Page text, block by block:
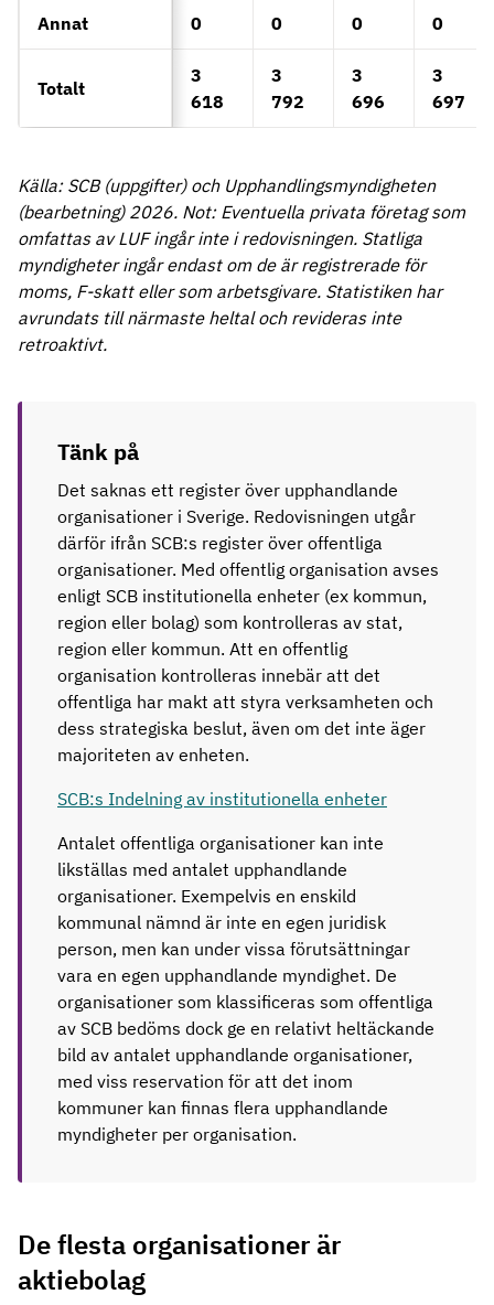
Annat 0 0 0 0
Totalt
3
618
3
792
3
696
3
697
Källa: SCB (uppgifter) och Upphandlingsmyndigheten
(bearbetning) 2026. Not: Eventuella privata företag som
omfattas av LUF ingår inte i redovisningen. Statliga
myndigheter ingår endast om de är registrerade för
moms, F-skatt eller som arbetsgivare. Statistiken har
avrundats till närmaste heltal och revideras inte
retroaktivt.
Tänk på
Det saknas ett register över upphandlande
organisationer i Sverige. Redovisningen utgår
därför ifrån SCB:s register över offentliga
organisationer. Med offentlig organisation avses
enligt SCB institutionella enheter (ex kommun,
region eller bolag) som kontrolleras av stat,
region eller kommun. Att en offentlig
organisation kontrolleras innebär att det
offentliga har makt att styra verksamheten och
dess strategiska beslut, även om det inte äger
majoriteten av enheten.
SCB:s Indelning av institutionella enheter
Antalet offentliga organisationer kan inte
likställas med antalet upphandlande
organisationer. Exempelvis en enskild
kommunal nämnd är inte en egen juridisk
person, men kan under vissa förutsättningar
vara en egen upphandlande myndighet. De
organisationer som klassificeras som offentliga
av SCB bedöms dock ge en relativt heltäckande
bild av antalet upphandlande organisationer,
med viss reservation för att det inom
kommuner kan finnas flera upphandlande
myndigheter per organisation.
De flesta organisationer är
aktiebolag